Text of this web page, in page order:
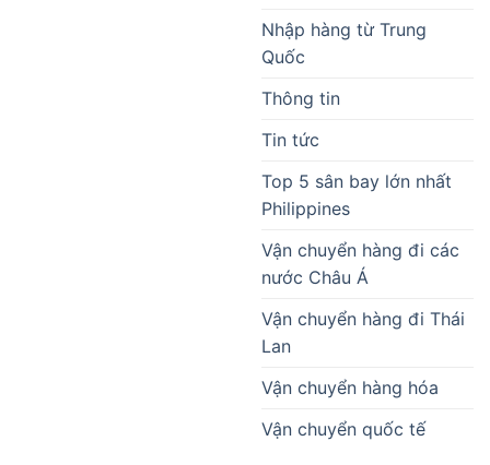
Nhập hàng từ Trung
Quốc
Thông tin
Tin tức
Top 5 sân bay lớn nhất
Philippines
Vận chuyển hàng đi các
nước Châu Á
Vận chuyển hàng đi Thái
Lan
Vận chuyển hàng hóa
Vận chuyển quốc tế